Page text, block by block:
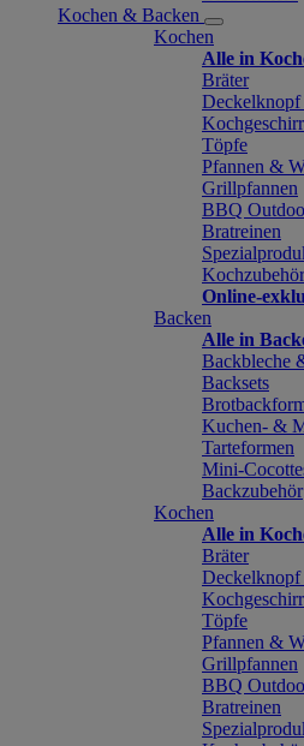
Kochen & Backen
Kochen
Alle in
Bräter
Töpfe
Pfannen &
Grillpfannen
BBQ
Bratreinen
Kochzubehör
Online-
Backen
Alle in
Backbleche
Backsets
Kuchen- &
Tarteformen
Mini-
Backzubehör
Kochen
Alle in
Bräter
Töpfe
Pfannen &
Grillpfannen
BBQ
Bratreinen